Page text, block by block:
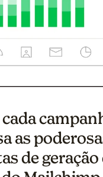
as
de geração